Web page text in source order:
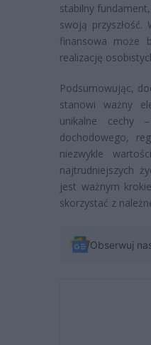
stabilny
swoją
finansowa może
realizację
Podsumowując,
stanowi ważny
unikalne cechy
dochodowego,
niezwykle
najtrudniejszych
jest ważnym
skorzystać z
Obserwuj